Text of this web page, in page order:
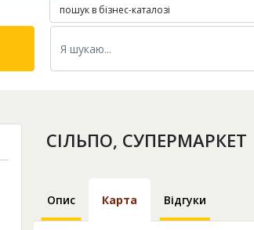
пошук в бізнес-каталозі
СІЛЬПО, СУПЕРМАРКЕТ
Опис Карта Відгуки